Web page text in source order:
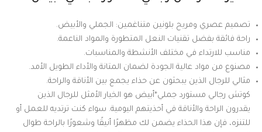
تصميم عصري ومريح بلونين متناغمين: الجملي والأبيض.
راحة فائقة بفضل تقنيات النعل المتطورة والمواد الناعمة.
مناسب للارتداء في مختلف الأنشطة والمناسبات.
مصنوع من مواد عالية الجودة لضمان المتانة والأداء الطويل الأمد.
مثالي للرجال الذين يبحثون عن حذاء يجمع بين الأناقة والراحة.
كوتش رجالي مستورد جملي*أبيض هو الخيار الأمثل للرجال الذين
يقدرون الراحة والأناقة في أحذيتهم اليومية. سواء كنت ترتديه للعمل أو
للتنزه، فإن هذا الحذاء يضمن لك مظهرًا أنيقًا وشعورًا بالراحة طوال